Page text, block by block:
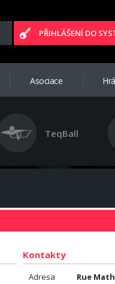
PŘIHLÁŠENÍ DO
Asociace
TeqBall
Kontakty
Adresa
Rue